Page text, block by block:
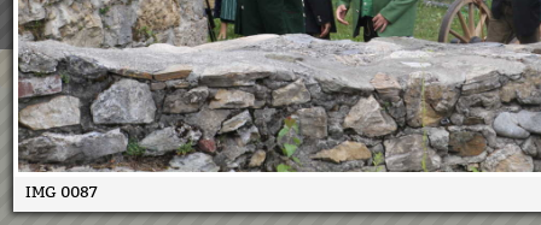
Bestätigen
Oberlandler Kirchtag
26.06.2017
IMG 0087